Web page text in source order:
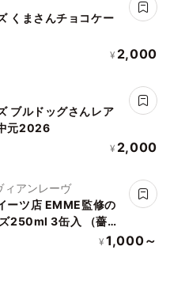
くまさんチョコケー
¥ 2,000
ブルドッグさんレア
元2026
¥ 2,000
ィアンレーヴ
ーツ店 EMME監修の
250ml 3缶入 （薔薇
ブラン缶、オペラ缶、
¥ 1,000～